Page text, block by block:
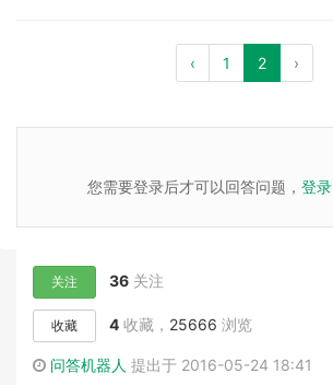
‹ 1 2 ›
您需要登录后才可以回答问题， 登录
关注 36 关注
收藏 4 收藏， 25666 浏览
问答机器人 提出于 2016-05-24 18:41